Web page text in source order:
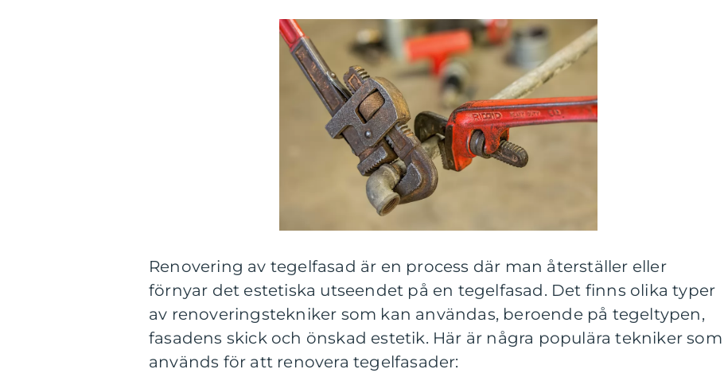
Renovering av tegelfasad är en process där man återställer eller
förnyar det estetiska utseendet på en tegelfasad. Det finns olika typer
av renoveringstekniker som kan användas, beroende på tegeltypen,
fasadens skick och önskad estetik. Här är några populära tekniker som
används för att renovera tegelfasader: